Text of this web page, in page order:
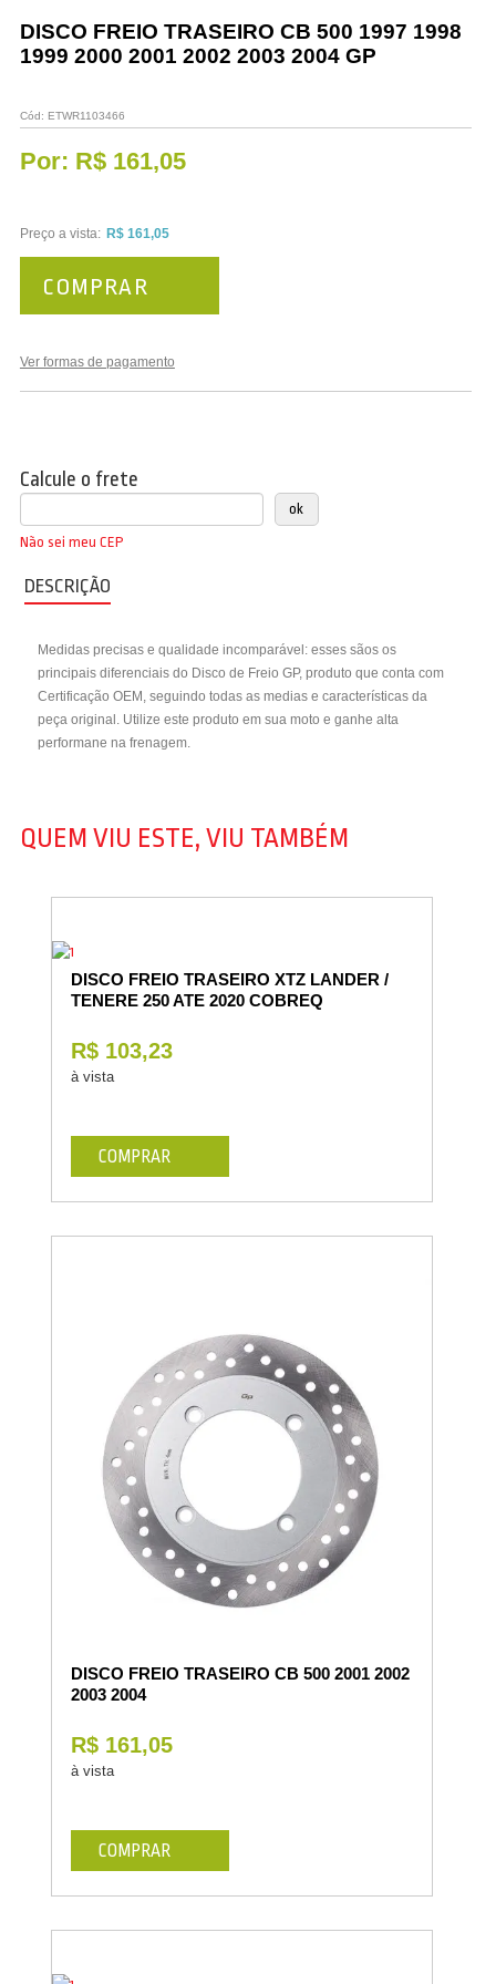
Promoções
DISCO FREIO TRASEIRO CB 500 1997 1998
1999 2000 2001 2002 2003 2004 GP
Cód: ETWR1103466
Por: R$ 161,05
Preço a vista: R$ 161,05
Ver formas de pagamento
COMPRAR
Calcule o frete
Não sei meu CEP
DESCRIÇÃO
Medidas precisas e qualidade incomparável: esses sãos os
principais diferenciais do Disco de Freio GP, produto que conta com
Certificação OEM, seguindo todas as medias e características da
peça original. Utilize este produto em sua moto e ganhe alta
performane na frenagem.
QUEM VIU ESTE, VIU TAMBÉM
DISCO FREIO TRASEIRO XTZ LANDER /
TENERE 250 ATE 2020 COBREQ
R$ 103,23
à vista
COMPRAR
DISCO FREIO TRASEIRO CB 500 2001 2002
2003 2004
R$ 161,05
à vista
COMPRAR